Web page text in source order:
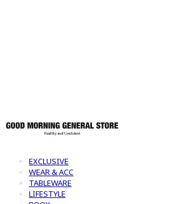
EXCLUSIVE
WEAR & ACC
TABLEWARE
LIFESTYLE